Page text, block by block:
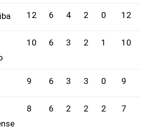
12 6 4 2 0 12
10 6 3 2 1 10
9 6 3 3 0 9
8 6 2 2 2 7